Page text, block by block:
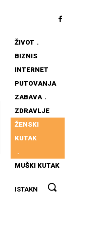
ŽIVOT
BIZNIS
INTERNET
PUTOVANJA
ZABAVA
ZDRAVLJE
ŽENSKI
KUTAK
MUŠKI KUTAK
ISTAKNUTO